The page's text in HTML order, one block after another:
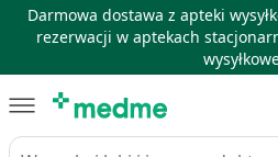
Darmowa dostawa z apteki
rezerwacji w aptekach
Wyszukaj leki i inne produkty